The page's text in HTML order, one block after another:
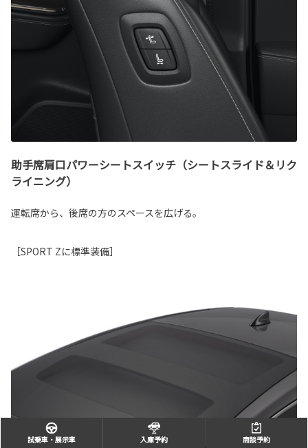
助手席肩口パワーシートスイッチ（シートスライド＆リク
ライニング）
運転席から、後席の方のスペースを広げる。
［SPORT Zに標準装備］
試乗車・展示車 入庫予約 商談予約